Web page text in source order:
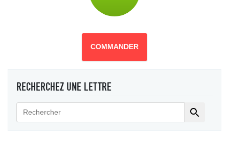
COMMANDER
RECHERCHEZ UNE LETTRE
